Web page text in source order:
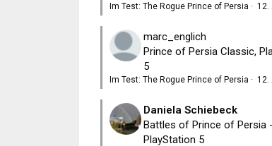
Im Test: The Rogue Prince of Persia · 12.
marc_englich
Prince of Persia Classic,
5
Im Test: The Rogue Prince of Persia · 12.
Daniela Schiebeck
Battles of Prince of Persia
PlayStation 5